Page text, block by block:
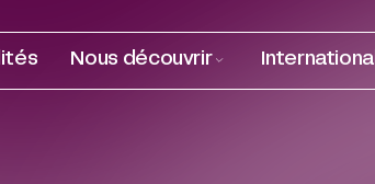
Nous découvrir International